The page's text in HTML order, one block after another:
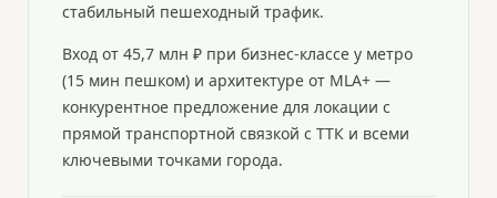
стабильный пешеходный трафик.
Вход от 45,7 млн ₽ при бизнес-классе у метро
(15 мин пешком) и архитектуре от MLA+ —
конкурентное предложение для локации с
прямой транспортной связкой с ТТК и всеми
ключевыми точками города.